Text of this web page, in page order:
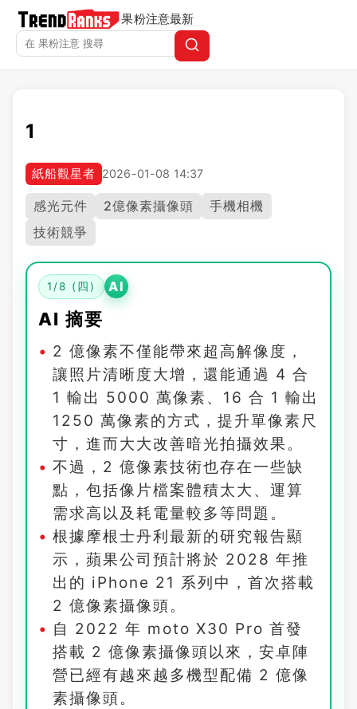
果粉注意最新
1
紙船觀星者 2026-01-08 14:37
感光元件 2億像素攝像頭
手機相機
技術競爭
1/8 (四) AI
AI 摘要
2 億像素不僅能帶來超高解像度，
讓照片清晰度大增，還能通過 4 合
1 輸出 5000 萬像素、16 合 1 輸出
1250 萬像素的方式，提升單像素尺
寸，進而大大改善暗光拍攝效果。
不過，2 億像素技術也存在一些缺
點，包括像片檔案體積太大、運算
需求高以及耗電量較多等問題。
根據摩根士丹利最新的研究報告顯
示，蘋果公司預計將於 2028 年推
出的 iPhone 21 系列中，首次搭載
2 億像素攝像頭。
自 2022 年 moto X30 Pro 首發
搭載 2 億像素攝像頭以來，安卓陣
營已經有越來越多機型配備 2 億像
素攝像頭。